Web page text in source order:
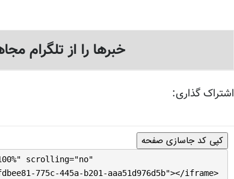
خبرها را از تلگرام
اشتراک گذاری:
کپی کد جاسازی صفحه
scrolling="no"
775c-445a-b201-aaa51d976d5b"></iframe>